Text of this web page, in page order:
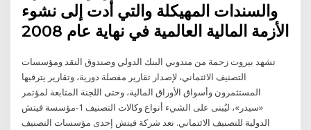
والسندات المهيكلة والتي أدت إلى نشوء
الأزمة المالية العالمية في نهاية عام 2008
تشهد بيروت زحمة من مندوبي البنك الدولي وصندوق النقد ومؤسسات
التصنيف الائتماني، لإصدار تقارير مفصلة دورية، وتقارير يترقبها
المستثمرون وأسواق الأوراق المالية، وحتى اللجنة المتابعة لمؤتمر
«سيدر»، ليُبنى على الشيء أنواع وكالات التصنيف 1-مؤسسة فيتش
الدولية للتصنيف الائتماني. تعد شركة فيتش إحدى مؤسسات التصنيف